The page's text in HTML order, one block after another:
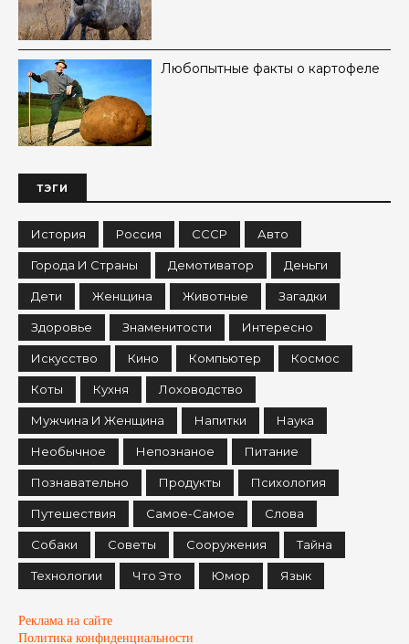
Любопытные факты о картофеле
ТЭГИ
История Россия СССР Авто
Города И Страны Демотиватор Деньги
Дети Женщина Животные Загадки
Здоровье Знаменитости Интересно
Искусство Кино Компьютер Космос
Коты Кухня Лоховодство
Мужчина И Женщина Напитки Наука
Необычное Непознаное Питание
Познавательно Продукты Психология
Путешествия Самое-Самое Слова
Собаки Советы Сооружения Тайна
Технологии Что Это Юмор Язык
Реклама на сайте
Политика конфиденциальности